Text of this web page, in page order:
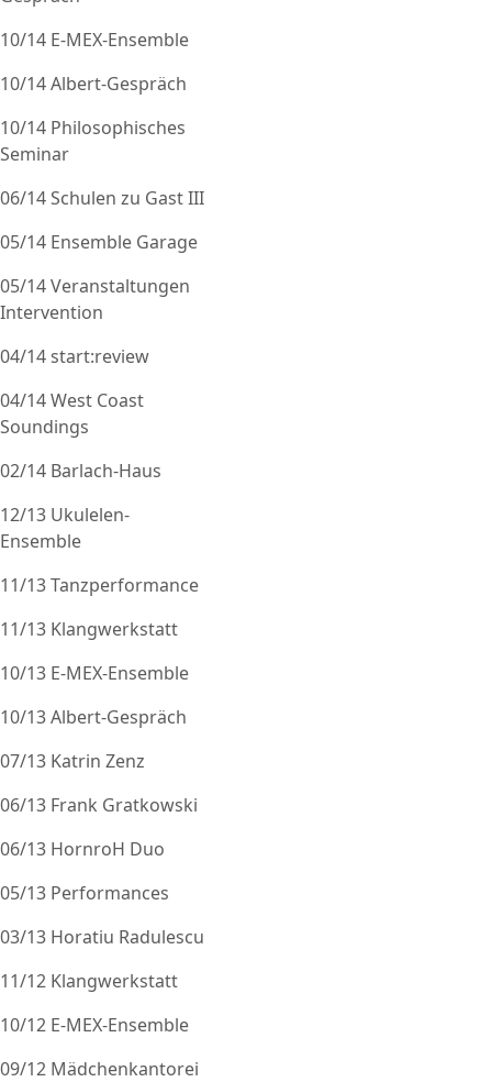
10/14 E-MEX-Ensemble
10/14 Albert-Gespräch
10/14 Philosophisches
Seminar
06/14 Schulen zu Gast III
05/14 Ensemble Garage
05/14 Veranstaltungen
Intervention
04/14 start:review
04/14 West Coast
Soundings
02/14 Barlach-Haus
12/13 Ukulelen-
Ensemble
11/13 Tanzperformance
11/13 Klangwerkstatt
10/13 E-MEX-Ensemble
10/13 Albert-Gespräch
07/13 Katrin Zenz
06/13 Frank Gratkowski
06/13 HornroH Duo
05/13 Performances
03/13 Horatiu Radulescu
11/12 Klangwerkstatt
10/12 E-MEX-Ensemble
09/12 Mädchenkantorei